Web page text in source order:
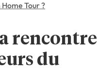
Tour ?
rencontre
du